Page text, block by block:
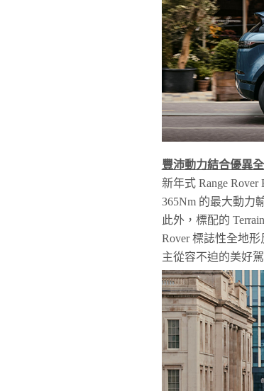
豐沛動力結合優異
新年式 Range
365Nm 的最大動力
此外，標配的
Rover 標誌性全地
主從容不迫的美好